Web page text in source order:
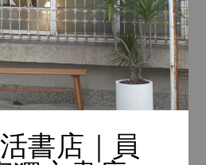
書店｜員
超大伍拾圓硬幣
Regular
price
NT$ 490